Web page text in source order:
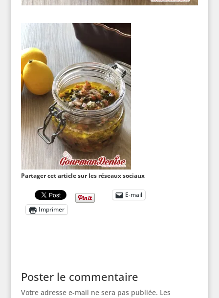
Partager cet article sur les réseaux sociaux
E-mail
Imprimer
Poster le commentaire
Votre adresse e-mail ne sera pas publiée. Les